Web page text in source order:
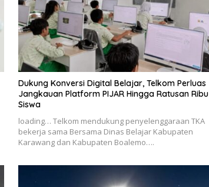
Dukung Konversi Digital Belajar, Telkom Perluas
Jangkauan Platform PIJAR Hingga Ratusan Ribu
Siswa
loading… Telkom mendukung penyelenggaraan TKA
bekerja sama Bersama Dinas Belajar Kabupaten
Karawang dan Kabupaten Boalemo….